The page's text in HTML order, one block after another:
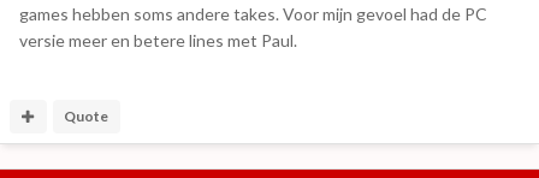
games hebben soms andere takes. Voor mijn gevoel had de PC
versie meer en betere lines met Paul.
Quote